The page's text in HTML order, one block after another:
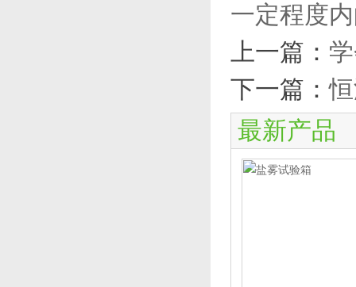
一定程度
上一篇：
下一篇：
最新产品